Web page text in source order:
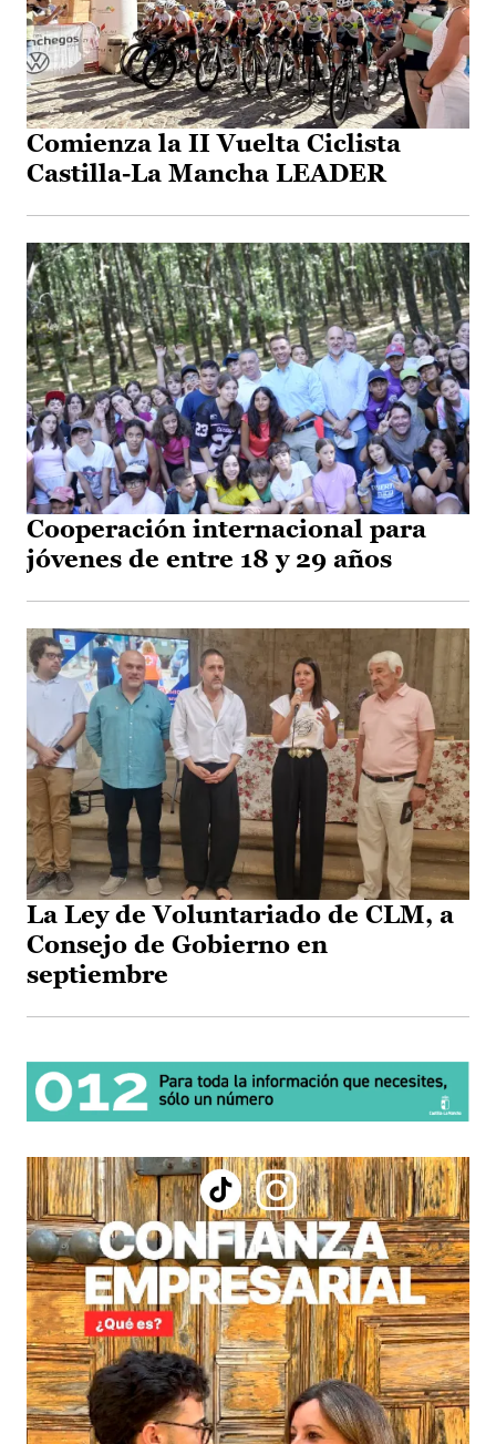
Comienza la II Vuelta Ciclista
Castilla-La Mancha LEADER
Cooperación internacional para
jóvenes de entre 18 y 29 años
La Ley de Voluntariado de CLM, a
Consejo de Gobierno en
septiembre